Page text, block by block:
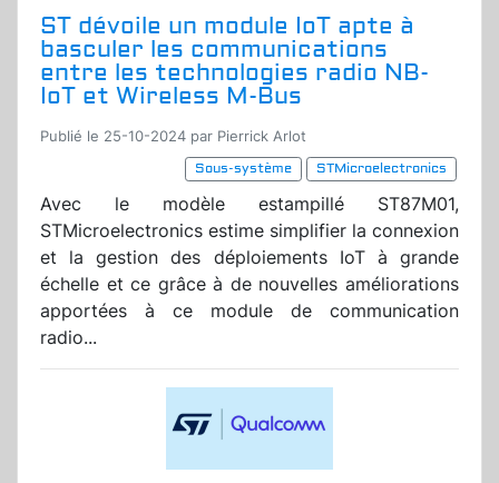
ST dévoile un module IoT apte à
basculer les communications
entre les technologies radio NB-
IoT et Wireless M-Bus
Publié le 25-10-2024 par Pierrick Arlot
Sous-système
STMicroelectronics
Avec le modèle estampillé ST87M01,
STMicroelectronics estime simplifier la connexion
et la gestion des déploiements IoT à grande
échelle et ce grâce à de nouvelles améliorations
apportées à ce module de communication
radio...